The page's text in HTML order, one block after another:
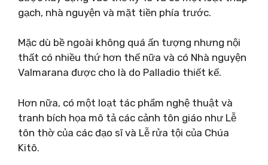
gạch, nhà nguyện và mặt tiền phía trước.
Mặc dù bề ngoài không quá ấn tượng nhưng nội
thất có nhiều thứ hơn thế nữa và có Nhà nguyện
Valmarana được cho là do Palladio thiết kế.
Hơn nữa, có một loạt tác phẩm nghệ thuật và
tranh bích họa mô tả các cảnh tôn giáo như Lễ
tôn thờ của các đạo sĩ và Lễ rửa tội của Chúa
Kitô.